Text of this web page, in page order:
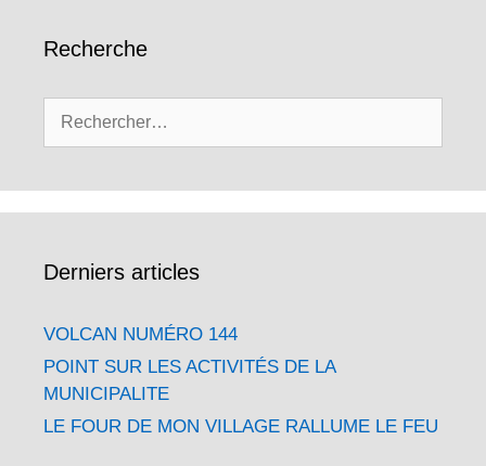
Recherche
Rechercher :
Derniers articles
VOLCAN NUMÉRO 144
POINT SUR LES ACTIVITÉS DE LA
MUNICIPALITE
LE FOUR DE MON VILLAGE RALLUME LE FEU